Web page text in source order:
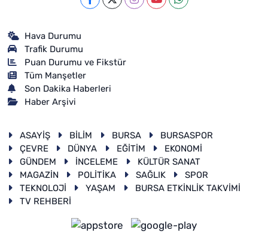
Hava Durumu
Trafik Durumu
Puan Durumu ve Fikstür
Tüm Manşetler
Son Dakika Haberleri
Haber Arşivi
ASAYİŞ BİLİM BURSA
BURSASPOR
ÇEVRE
DÜNYA EĞİTİM
EKONOMİ
GÜNDEM
İNCELEME
KÜLTÜR SANAT
MAGAZİN
POLİTİKA SAĞLIK
SPOR
TEKNOLOJİ
YAŞAM
BURSA ETKİNLİK TAKVİMİ
TV REHBERİ